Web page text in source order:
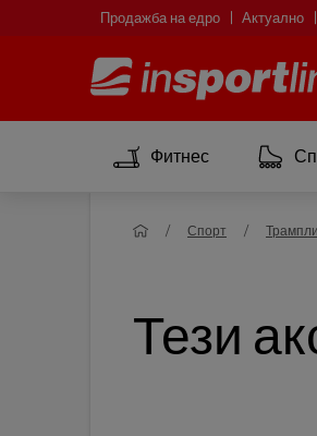
Продажба на едро Актуално
Фитнес
Тези
Спорт